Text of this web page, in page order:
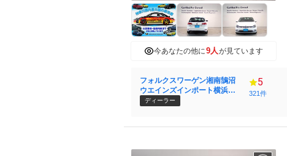
今あなたの他に9人 が見ています
フォルクスワーゲン湘南鵠沼
ウエインズインポート横浜
（株）
ディーラー
5
321件